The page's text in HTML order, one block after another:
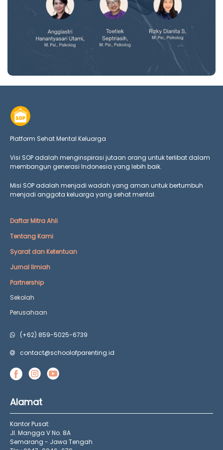
Platform Sehat Mental Keluarga
Visi SOP adalah menginspirasi jutaan orang untuk terlibat dalam
membangun generasi Indonesia yang lebih baik.
Misi SOP adalah menjadi wadah yang aman untuk bertumbuh
menjadi anggota keluarga yang sehat mental.
Daftar Mitra Ahli
Tentang Kami
Syarat dan Ketentuan
Jurnal Ilmiah
Partnership
Sekolah
Perusahaan
(+62) 859-5025-6739
contact@schoolofparenting.id
Alamat
Kantor Pusat:
Jl. Mangga V No. 8A
Semarang - Jawa Tengah